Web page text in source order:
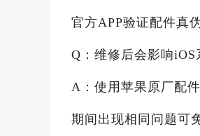
官方APP验证配件真
Q：维修后会影响iOS
A：使用苹果原厂配
期间出现相同问题可